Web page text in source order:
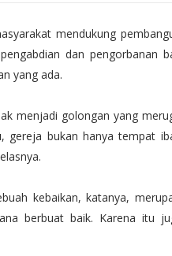
mendukung
dan pengorbanan
yang ada.
menjadi golongan yang
gereja bukan hanya tempat
kebaikan, katanya,
berbuat baik. Karena itu